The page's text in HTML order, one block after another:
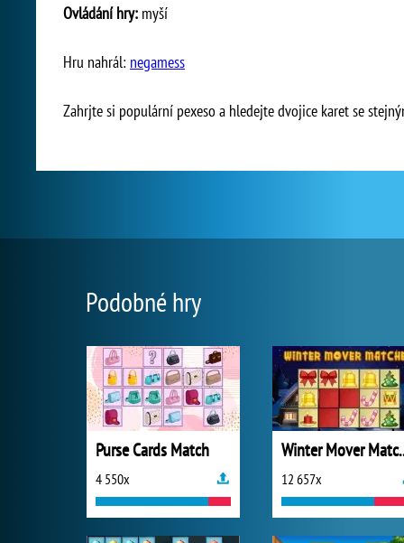
Ovládání hry: myší
Hru nahrál: negamess
Zahrjte si populární pexeso a hledejte dvojice karet se
Podobné hry
Purse Cards Match
4 550x 12 657x